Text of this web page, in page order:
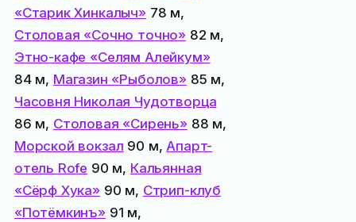
«Старик Хинкалыч»78 м,
Столовая «Сочно точно» 82 м,
Этно-кафе «Селям Алейкум»
84 м, Магазин «Рыболов»85 м,
Часовня Николая Чудотворца
86 м, Столовая «Сирень»88 м,
Морской вокзал 90 м,Апарт-
отель Rofe 90 м, Кальянная
«Сёрф Хука»90 м, Стрип-клуб
«Потёмкинъ»91 м,